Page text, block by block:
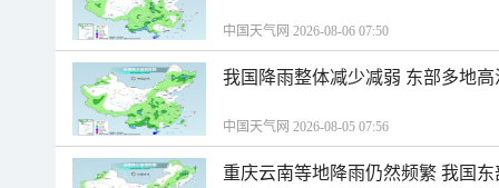
中国天气网 2026-08-06 07:50
我国降雨整体减少减弱 东部多地
中国天气网 2026-08-05 07:56
重庆云南等地降雨仍然频繁 我国